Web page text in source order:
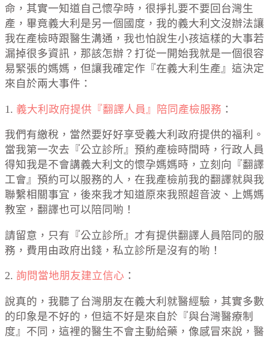
命，其實一知道自己懷孕時，很掙扎要不要回台灣生
產，畢竟義大利是另一個國度，我的義大利文沒辦法讓
我在產檢時跟醫生溝通，我也怕說生小孩這樣的大事若
漏掉很多資訊，那該怎辦？打從一開始我就是一個很容
易緊張的媽媽，但讓我確定作『在義大利生產』這決定
來自於兩大事件：
1. 義大利政府提供『翻譯人員』陪同產檢服務 ：
我們有繳稅，當然要好好享受義大利政府提供的福利。
當我第一次去『公立診所』預約產檢時間時，行政人員
得知我是不會講義大利文的懷孕媽媽時，立刻向『翻譯
工會』預約可以服務的人，在我產檢前我的翻譯就與我
聯繫相關事宜，後來我才知道原來我照超音波、上媽媽
教室，翻譯也可以陪同喲！
請留意，只有『公立診所』才有提供翻譯人員陪同的服
務，費用由政府出錢，私立診所是沒有的喲！
2. 詢問當地朋友建立信心 ：
說真的，我聽了台灣朋友在義大利就醫經驗，其實多數
的印象是不好的，但這不好是來自於『與台灣醫療制
度』不同，這裡的醫生不會主動給藥，像感冒來說，醫